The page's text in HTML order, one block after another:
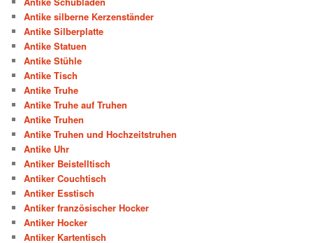
Antike silberne Kerzenständer
Antike Silberplatte
Antike Statuen
Antike Stühle
Antike Tisch
Antike Truhe
Antike Truhe auf Truhen
Antike Truhen
Antike Truhen und Hochzeitstruhen
Antike Uhr
Antiker Beistelltisch
Antiker Couchtisch
Antiker Esstisch
Antiker französischer Hocker
Antiker Hocker
Antiker Kartentisch